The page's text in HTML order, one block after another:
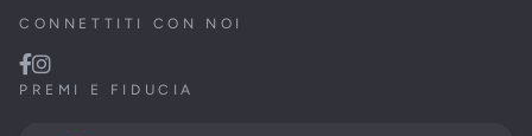
CONNETTITI CON NOI
PREMI E FIDUCIA